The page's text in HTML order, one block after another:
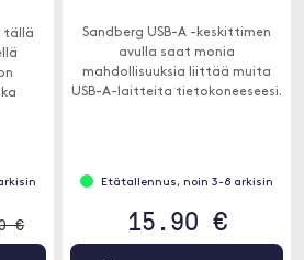
tällä
€
Sandberg USB-A -keskittimen
avulla saat monia
mahdollisuuksia liittää muita
USB-A-laitteita tietokoneeseesi.
Etätallennus, noin 3-8 arkisin
15.90 €